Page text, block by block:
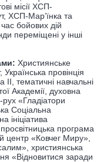
місії ХСП-
ХСП-Мар’їнка та
бойових дій
переміщені у інші
Християнське
провінція
тематичні навчальні
Академії, духовна
«Гладіатори
Соціальна
ініціатива
програма
центр «Ковчег Миру»,
християнська
«Відновитися заради